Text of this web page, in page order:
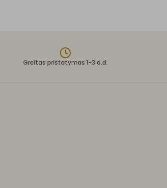
Greitas pristatymas 1-3 d.d.